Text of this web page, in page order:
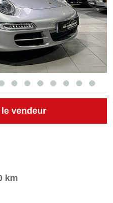
km
vendeur